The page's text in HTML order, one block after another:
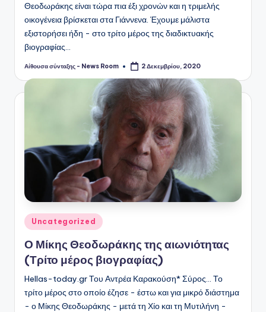
Θεοδωράκης είναι τώρα πια έξι χρονών και η τριμελής
οικογένεια βρίσκεται στα Γιάννενα. Έχουμε μάλιστα
εξιστορήσει ήδη - στο τρίτο μέρος της διαδικτυακής
βιογραφίας…
Συγγραφέας:
Αίθουσα σύνταξης - News Room 2 Δεκεμβρίου, 2020
Αναρτήθηκε
σε
Uncategorized
Ο Μίκης Θεοδωράκης της αιωνιότητας
(Τρίτο μέρος βιογραφίας)
Hellas-today.gr Του Αντρέα Καρακούση* Σύρος... Το
τρίτο μέρος στο οποίο έζησε - έστω και για μικρό διάστημα
- ο Μίκης Θεοδωράκης - μετά τη Χίο και τη Μυτιλήνη -